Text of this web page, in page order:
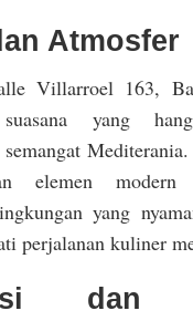
Atmosfer
Villarroel 163,
suasana yang
elemen
yang
perjalanan kuliner
dan